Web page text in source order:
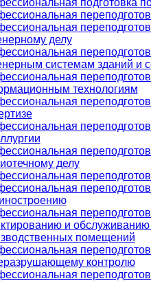
делу
системам зданий и
технологиям
делу
и обслуживанию
помещений
контролю